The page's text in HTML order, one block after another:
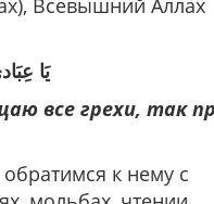
Всевышний Аллах
يَا
все грехи, так
к нему с